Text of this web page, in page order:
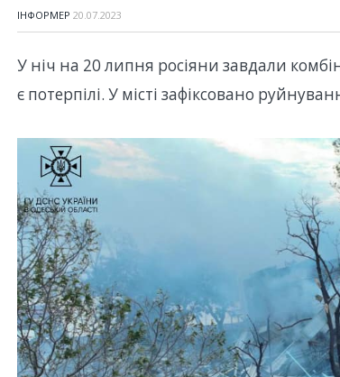
ІНФОРМЕР 20.07.2023
У ніч на 20 липня росіяни завдали
є потерпілі. У місті зафіксовано